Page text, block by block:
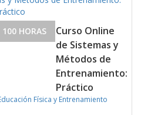
100 HORAS
Curso Online
de Sistemas y
Métodos de
Entrenamiento:
Práctico
Física y Entrenamiento